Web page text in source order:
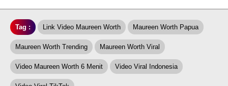
Tag : Link Video Maureen Worth Maureen Worth Papua
Maureen Worth Trending Maureen Worth Viral
Video Maureen Worth 6 Menit Video Viral Indonesia